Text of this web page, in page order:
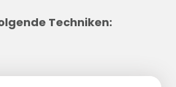
Techniken: